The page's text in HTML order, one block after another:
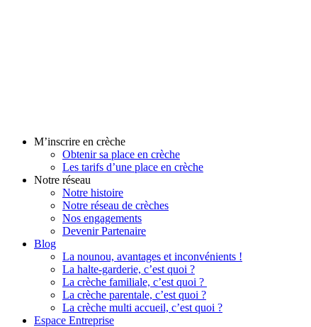
M’inscrire en crèche
Obtenir sa place en crèche
Les tarifs d’une place en crèche
Notre réseau
Notre histoire
Notre réseau de crèches
Nos engagements
Devenir Partenaire
Blog
La nounou, avantages et inconvénients !
La halte-garderie, c’est quoi ?
La crèche familiale, c’est quoi ?
La crèche parentale, c’est quoi ?
La crèche multi accueil, c’est quoi ?
Espace Entreprise